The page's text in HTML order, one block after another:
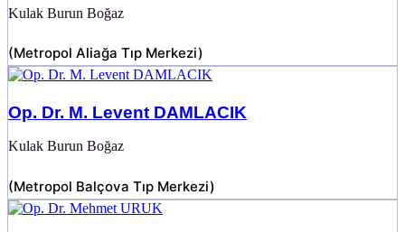
Kulak Burun Boğaz
(Metropol Aliağa Tıp Merkezi)
Op. Dr. M. Levent DAMLACIK
Kulak Burun Boğaz
(Metropol Balçova Tıp Merkezi)